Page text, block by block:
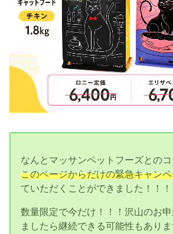
なんとマッサンペットフーズとのコ
このページからだけの緊急キャン
ていただくことができました！！！
数量限定で今だけ！！！沢山のお
ましたら継続できる可能性もあり